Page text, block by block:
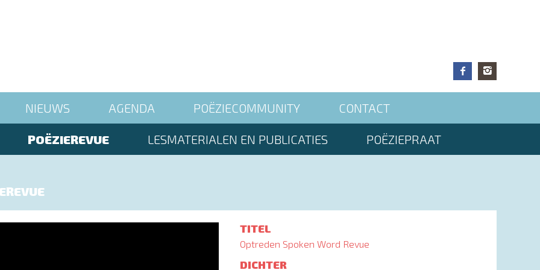
NIEUWS AGENDA POËZIECOMMUNITY CONTACT
POËZIEREVUE LESMATERIALEN EN PUBLICATIES POËZIEPRAAT
TITEL
Optreden Spoken Word Revue
DICHTER